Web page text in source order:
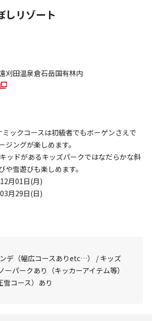
表示
しリゾート
刈田温泉倉石岳国有林内
ックコースは初級者でもボーゲンさえで
ジングが楽しめます。
ッドがあるキッズパークではなだらかな斜
や雪遊びも楽しめます。
月01日(月)
月29日(日)
デ（幅広コースありetc…） / キッズ
ーパークあり（キッカーアイテム等）
コース）あり